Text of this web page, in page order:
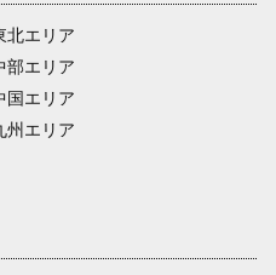
北エリア
部エリア
国エリア
州エリア